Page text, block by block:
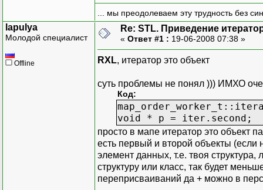
... мы преодолеваем эту трудность без
lapulya
Молодой специалист
Offline
Re: STL. Приведение
« Ответ #1 : 19-06-2008 07:38 »
RXL, итератор это объект
суть проблемы не понял ))) ИМХО
Код:
void * p = iter.second;
просто в мапе итератор это объект
есть первый и второй объекты (если
элемент данных, т.е. твоя
структуру или класс, так будет
переприсваиваний да + можно в